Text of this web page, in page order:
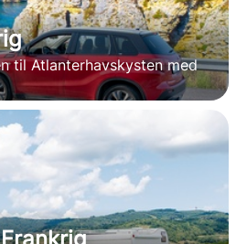
til Atlanterhavskysten med